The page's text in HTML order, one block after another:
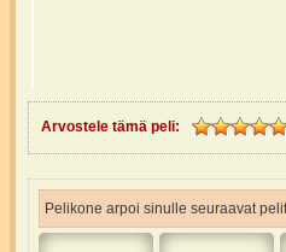
Arvostele tämä peli:
Pelikone arpoi sinulle seuraavat